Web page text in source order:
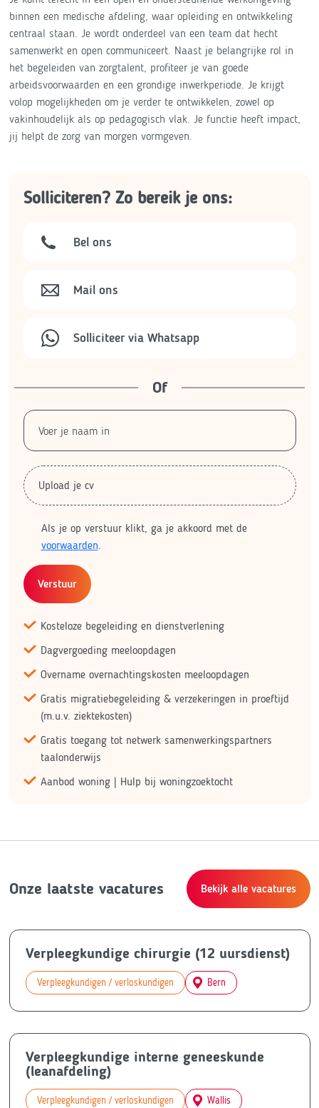
binnen een medische afdeling, waar opleiding en ontwikkeling
centraal staan. Je wordt onderdeel van een team dat hecht
samenwerkt en open communiceert. Naast je belangrijke rol in
het begeleiden van zorgtalent, profiteer je van goede
arbeidsvoorwaarden en een grondige inwerkperiode. Je krijgt
volop mogelijkheden om je verder te ontwikkelen, zowel op
vakinhoudelijk als op pedagogisch vlak. Je functie heeft impact,
jij helpt de zorg van morgen vormgeven.
Solliciteren? Zo bereik je ons:
Bel ons
Mail ons
Solliciteer via Whatsapp
Of
Upload je cv
Als je op verstuur klikt, ga je akkoord met de
voorwaarden.
Verstuur
Kosteloze begeleiding en dienstverlening
Dagvergoeding meeloopdagen
Overname overnachtingskosten meeloopdagen
Gratis migratiebegeleiding & verzekeringen in proeftijd
(m.u.v. ziektekosten)
Gratis toegang tot netwerk samenwerkingspartners
taalonderwijs
Aanbod woning | Hulp bij woningzoektocht
Onze laatste vacatures Bekijk alle vacatures
Verpleegkundige chirurgie (12 uursdienst)
Verpleegkundigen / verloskundigen Bern
Verpleegkundige interne geneeskunde
(leanafdeling)
Verpleegkundigen / verloskundigen Wallis